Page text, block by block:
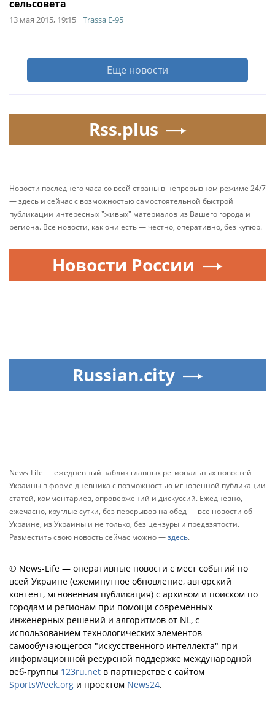
сельсовета
13 мая 2015, 19:15 Trassa E-95
Еще новости
Rss.plus
Новости последнего часа со всей страны в непрерывном режиме 24/7
— здесь и сейчас с возможностью самостоятельной быстрой
публикации интересных "живых" материалов из Вашего города и
региона. Все новости, как они есть — честно, оперативно, без купюр.
Новости России
Russian.city
News-Life — ежедневный паблик главных региональных новостей
Украины в форме дневника с возможностью мгновенной публикации
статей, комментариев, опровержений и дискуссий. Ежедневно,
ежечасно, круглые сутки, без перерывов на обед — все новости об
Украине, из Украины и не только, без цензуры и предвзятости.
Разместить свою новость сейчас можно —здесь.
© News-Life — оперативные новости с мест событий по
всей Украине (ежеминутное обновление, авторский
контент, мгновенная публикация) с архивом и поиском по
городам и регионам при помощи современных
инженерных решений и алгоритмов от NL, с
использованием технологических элементов
самообучающегося "искусственного интеллекта" при
информационной ресурсной поддержке международной
веб-группы 123ru.net в партнёрстве с сайтом
SportsWeek.org и проектом News24.